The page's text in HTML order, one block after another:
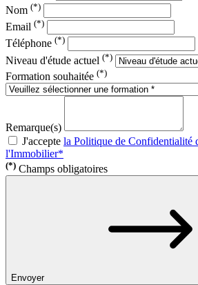
Nom (*)
Email (*)
Téléphone (*)
Niveau d'étude actuel (*)
Formation souhaitée (*)
Remarque(s)
J'accepte la Politique de Confidentialité
l'Immobilier*
(*) Champs obligatoires
Envoyer